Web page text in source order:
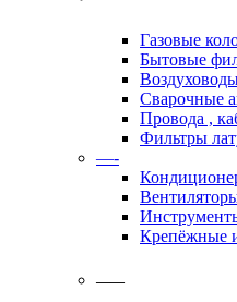
Газовые
Бытовые
Сварочные
Провода ,
Фильтры
—-
Крепёжные
——